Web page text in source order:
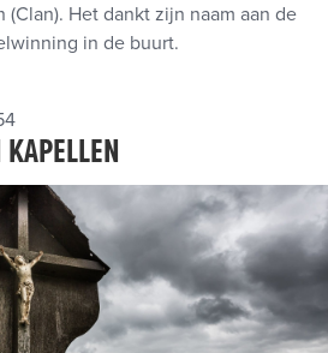
(Clan). Het dankt zijn naam aan de
in de buurt.